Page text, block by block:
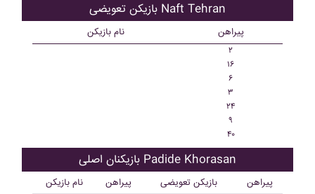
بازیکن تعویضی Naft Tehran
نام بازیکن پیراهن
۲
۱۶
۶
۳
۲۴
۹
۴۰
بازیکنان اصلی Padide Khorasan
نام بازیکن پیراهن بازیکن تعویضی پیراهن